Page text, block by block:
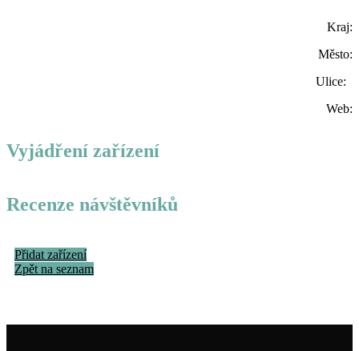
Kraj:
Město:
Ulice:
Web:
Vyjádření zařízení
Recenze návštěvníků
Přidat zařízení
Zpět na seznam